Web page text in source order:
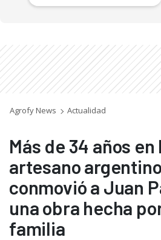
Agrofy News Actualidad
Más de 34 años
artesano
conmovió a Juan
una obra hecha
familia